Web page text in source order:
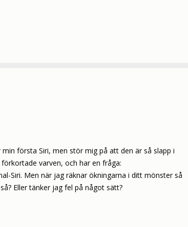
första Siri, men stör mig på att den är så slapp i
varven, och har en fråga:
Siri. Men när jag räknar ökningarna i ditt mönster så
Eller tänker jag fel på något sätt?